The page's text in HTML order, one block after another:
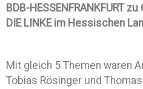
BDB-HESSENFRANKFURT
DIE LINKE im Hessischen
Mit gleich 5 Themen waren
Tobias Rösinger und